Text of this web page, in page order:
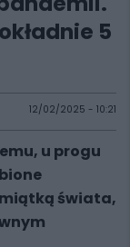
5
12/02/2025 - 10:21
u progu
świata,